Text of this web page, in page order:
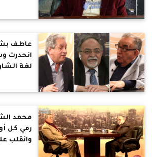
عاطف
انحدرت
لغة
محمد
رمي كل
وانقلب